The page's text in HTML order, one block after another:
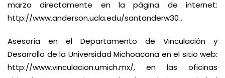
marzo directamente en la página de internet:
http://www.anderson.ucla.edu/santanderw30 .
Asesoría en el Departamento de Vinculación y
Desarrollo de la Universidad Michoacana en el sitio web:
http://www.vinculacion.umich.mx/, en las oficinas